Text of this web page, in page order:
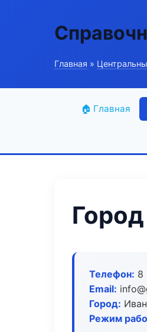
Главная »
🏠 Главная
Телефон: 8
Email:
Город:
Режим